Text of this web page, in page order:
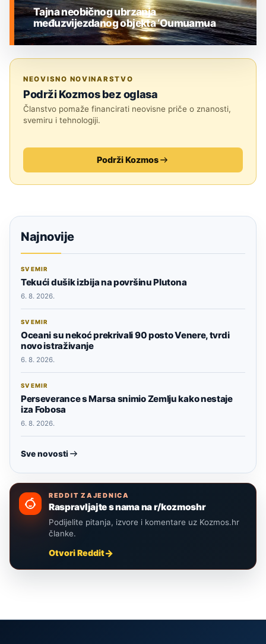
Tajna neobičnog ubrzanja
međuzvijezdanog objekta ‘Oumuamua
NEOVISNO NOVINARSTVO
Podrži Kozmos bez oglasa
Članstvo pomaže financirati neovisne priče o znanosti,
svemiru i tehnologiji.
Podrži Kozmos
Najnovije
SVEMIR
Tekući dušik izbija na površinu Plutona
6. 8. 2026.
SVEMIR
Oceani su nekoć prekrivali 90 posto Venere, tvrdi
novo istraživanje
6. 8. 2026.
SVEMIR
Perseverance s Marsa snimio Zemlju kako nestaje
iza Fobosa
6. 8. 2026.
Sve novosti
REDDIT ZAJEDNICA
Raspravljajte s nama na r/kozmoshr
Podijelite pitanja, izvore i komentare uz Kozmos.hr
članke.
Otvori Reddit